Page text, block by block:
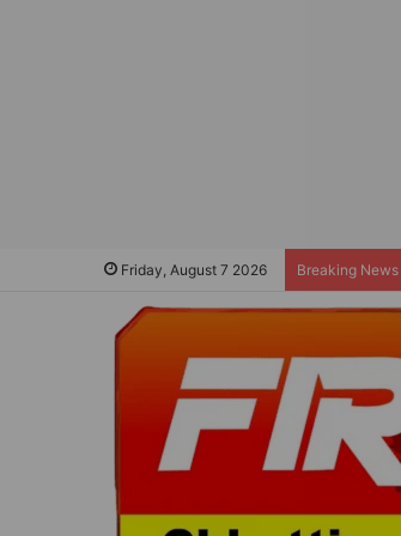
Friday, August 7 2026 Breaking News